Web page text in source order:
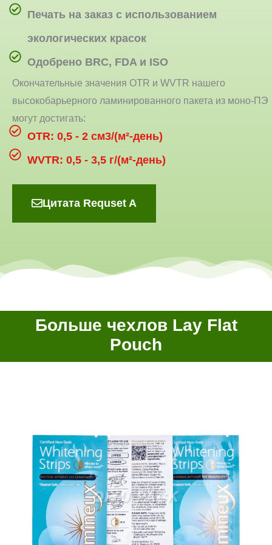
Печать на заказ с использованием
экологических красок
Одобрено BRC, FDA и ISO
Окончательные значения OTR и WVTR нашего
высокобарьерного ламинированного пакета из моно-ПЭ
могут достигать:
OTR: 0,5 - 2 см3/(м²-день)
WVTR: 0,5 - 3,5 г/(м²-день)
Цитата Requset A
Больше чехлов Lay Flat
Pouch